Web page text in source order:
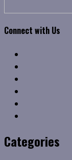
Connect with Us
Categories